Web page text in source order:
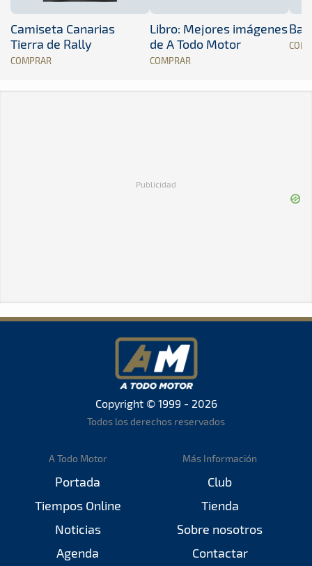
Camiseta Canarias
Tierra de Rally
COMPRAR
Libro: Mejores imágenes
de A Todo Motor
COMPRAR
Publicidad
Copyright © 1999 - 2026
Todos los derechos reservados
A Todo Motor
Portada
Tiempos Online
Noticias
Agenda
Más Información
Club
Tienda
Sobre nosotros
Contactar